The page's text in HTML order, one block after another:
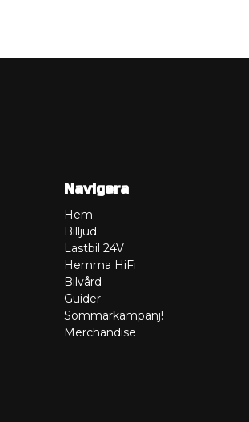
Navigera
Hem
Billjud
Lastbil 24V
Hemma HiFi
Bilvård
Guider
Sommarkampanj!
Merchandise